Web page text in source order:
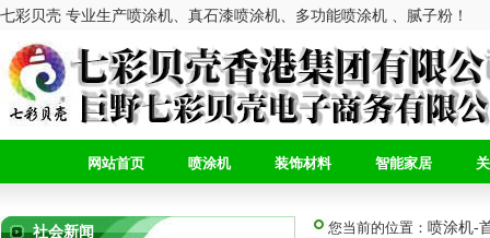
七彩贝壳 专业生产喷涂机、真石漆喷涂机、多功能喷涂机 、腻子粉！
网站首页 喷涂机 装饰材料 智能家居
社会新闻
您当前的位置： 喷涂机-